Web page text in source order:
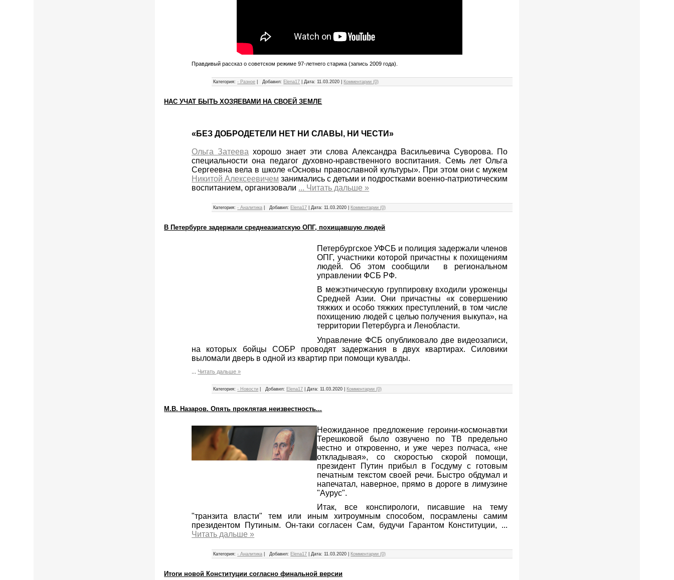
Правдивый рассказ о советском режиме 97-летнего старика (запись 2009 года).
Категория: - Разное Добавил: Elena17 |Дата: 11.03.2020 Комментарии (0)
НАС УЧАТ БЫТЬ ХОЗЯЕВАМИ НА СВОЕЙ ЗЕМЛЕ
«БЕЗ ДОБРОДЕТЕЛИ НЕТ НИ СЛАВЫ, НИ ЧЕСТИ»
Ольга Затеева хорошо знает эти слова Александра Васильевича Суворова. По
специальности она педагог духовно-нравственного воспитания. Семь лет Ольга
Сергеевна вела в школе «Основы православной культуры». При этом они с мужем
Никитой Алексеевичем занимались с детьми и подростками военно-патриотическим
воспитанием, организовали ... Читать дальше »
Категория: - Аналитика Добавил: Elena17 |Дата: 11.03.2020 Комментарии (0)
В Петербурге задержали среднеазиатскую ОПГ, похищавшую людей
Петербургское УФСБ и полиция задержали членов
ОПГ, участники которой причастны к похищениям
людей. Об этом сообщили в региональном
управлении ФСБ РФ.
В межэтническую группировку входили уроженцы
Средней Азии. Они причастны «к совершению
тяжких и особо тяжких преступлений, в том числе
похищению людей с целью получения выкупа», на
территории Петербурга и Ленобласти.
Управление ФСБ опубликовало две видеозаписи,
на которых бойцы СОБР проводят задержания в двух квартирах. Силовики
выломали дверь в одной из квартир при помощи кувалды.
Читать дальше »
Категория: - Новости Добавил: Elena17 |Дата: 11.03.2020 Комментарии (0)
М.В. Назаров. Опять проклятая неизвестность...
Неожиданное предложение героини-космонавтки
Терешковой было озвучено по ТВ предельно
честно и откровенно, и уже через полчаса, «не
откладывая», со скоростью скорой помощи,
президент Путин прибыл в Госдуму с готовым
печатным текстом своей речи. Быстро обдумал и
напечатал, наверное, прямо в дороге в лимузине
"Аурус".
Итак, все конспирологи, писавшие на тему
"транзита власти" тем или иным хитроумным способом, посрамлены самим
президентом Путиным. Он-таки согласен Сам, будучи Гарантом Конституции, ...
Читать дальше »
Категория: - Аналитика Добавил: Elena17 |Дата: 11.03.2020 Комментарии (0)
Итоги новой Конституции согласно финальной версии